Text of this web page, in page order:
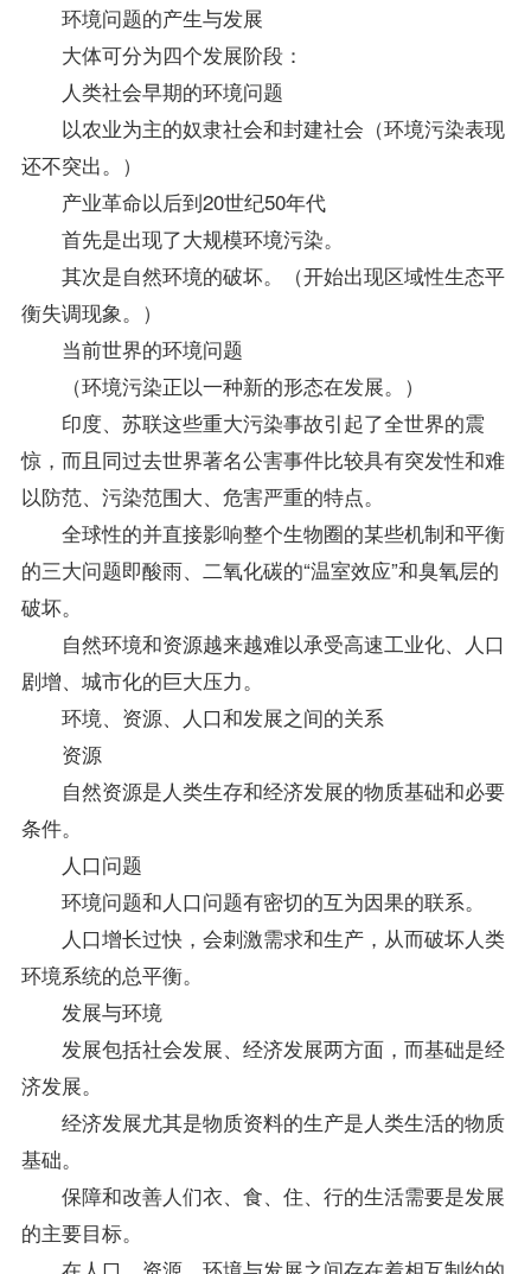
环境问题的产生与发展
大体可分为四个发展阶段：
人类社会早期的环境问题
以农业为主的奴隶社会和封建社会（环境污染表现
还不突出。）
产业革命以后到20世纪50年代
首先是出现了大规模环境污染。
其次是自然环境的破坏。（开始出现区域性生态平
衡失调现象。）
当前世界的环境问题
（环境污染正以一种新的形态在发展。）
印度、苏联这些重大污染事故引起了全世界的震
惊，而且同过去世界著名公害事件比较具有突发性和难
以防范、污染范围大、危害严重的特点。
全球性的并直接影响整个生物圈的某些机制和平衡
的三大问题即酸雨、二氧化碳的“温室效应”和臭氧层的
破坏。
自然环境和资源越来越难以承受高速工业化、人口
剧增、城市化的巨大压力。
环境、资源、人口和发展之间的关系
资源
自然资源是人类生存和经济发展的物质基础和必要
条件。
人口问题
环境问题和人口问题有密切的互为因果的联系。
人口增长过快，会刺激需求和生产，从而破坏人类
环境系统的总平衡。
发展与环境
发展包括社会发展、经济发展两方面，而基础是经
济发展。
经济发展尤其是物质资料的生产是人类生活的物质
基础。
保障和改善人们衣、食、住、行的生活需要是发展
的主要目标。